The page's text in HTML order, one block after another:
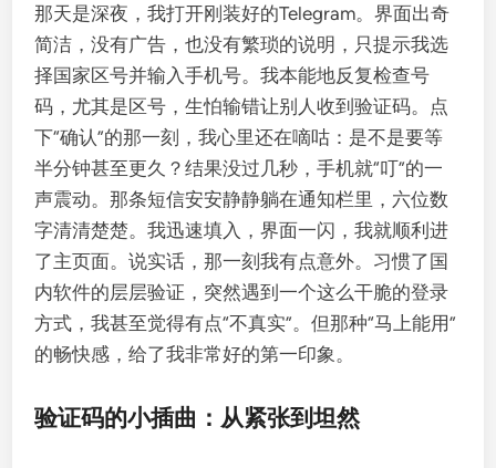
那天是深夜，我打开刚装好的Telegram。界面出奇
简洁，没有广告，也没有繁琐的说明，只提示我选
择国家区号并输入手机号。我本能地反复检查号
码，尤其是区号，生怕输错让别人收到验证码。点
下“确认”的那一刻，我心里还在嘀咕：是不是要等
半分钟甚至更久？结果没过几秒，手机就“叮”的一
声震动。那条短信安安静静躺在通知栏里，六位数
字清清楚楚。我迅速填入，界面一闪，我就顺利进
了主页面。说实话，那一刻我有点意外。习惯了国
内软件的层层验证，突然遇到一个这么干脆的登录
方式，我甚至觉得有点“不真实”。但那种“马上能用”
的畅快感，给了我非常好的第一印象。
验证码的小插曲：从紧张到坦然